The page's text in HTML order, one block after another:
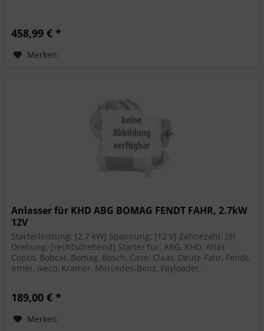
458,99 € *
Merken
Anlasser für KHD ABG BOMAG FENDT FAHR, 2.7kW
12V
Starterleistung: [2.7 kW] Spannung: [12 V] Zähnezahl: [9]
Drehung: [rechtsdrehend] Starter für: ABG, KHD, Atlas
Copco, Bobcat, Bomag, Bosch, Case, Claas, Deutz-Fahr, Fendt,
Irmer, Iveco, Kramer, Mercedes-Benz, Payloader,
189,00 € *
Merken